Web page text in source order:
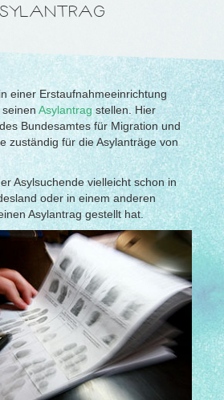
einer Erstaufnahmeeinrichtung
Asylantrag stellen. Hier
Bundesamtes für Migration und
zuständig für die Asylanträge von
Asylsuchende vielleicht schon in
oder in einem anderen
Asylantrag gestellt hat.